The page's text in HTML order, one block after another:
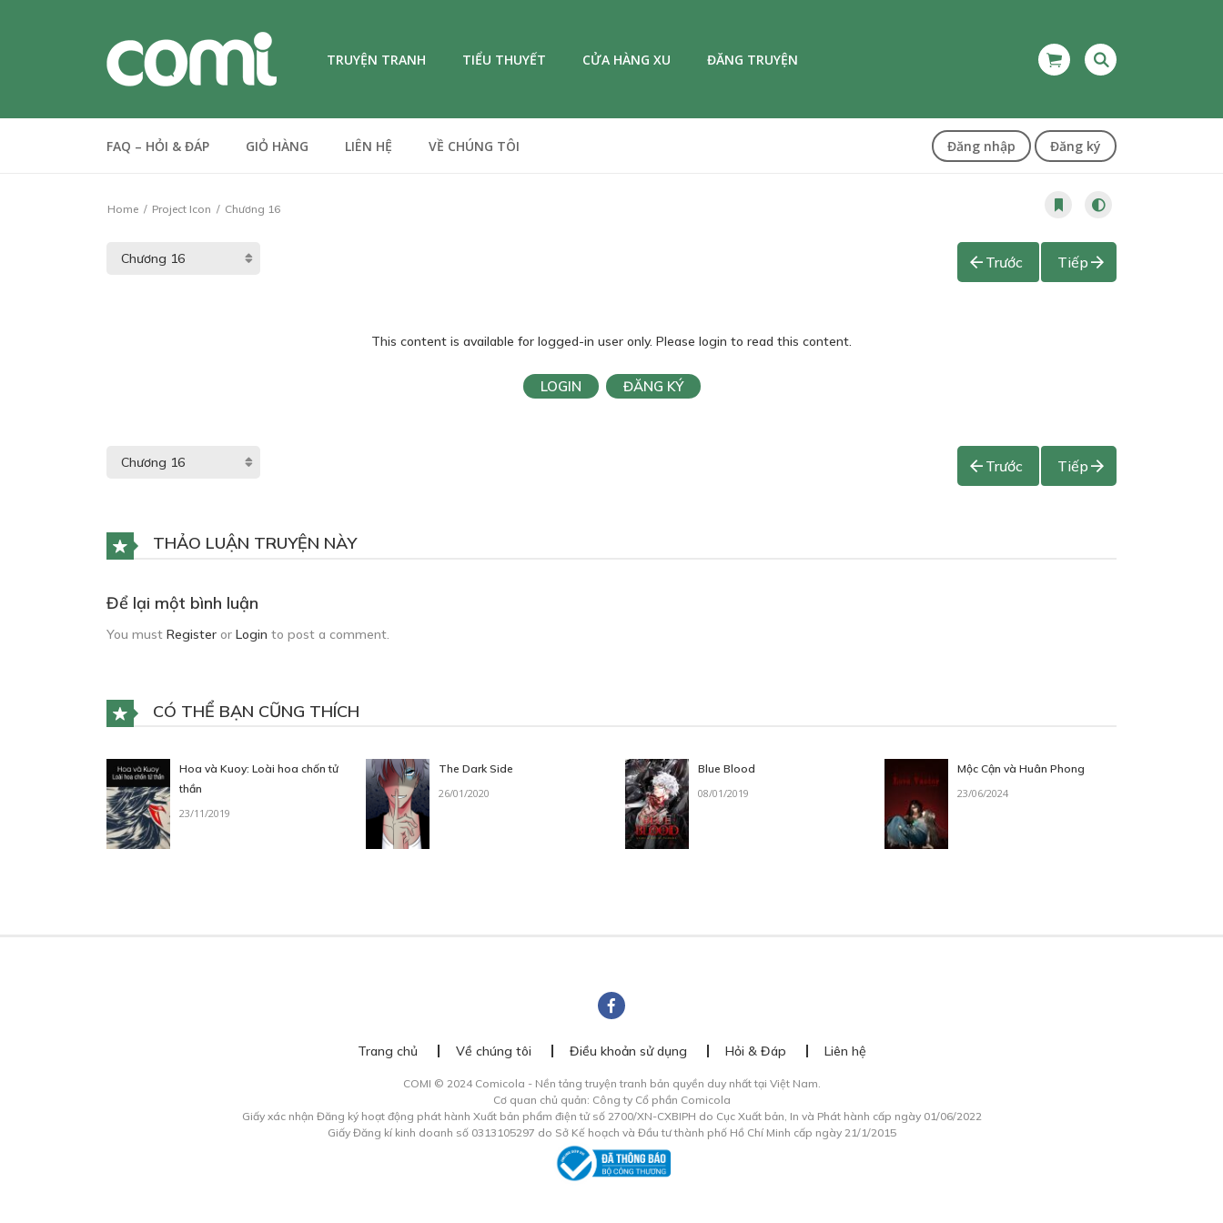
TRUYỆN TRANH TIỂU THUYẾT CỬA HÀNG XU ĐĂNG TRUYỆN
FAQ – HỎI & ĐÁP GIỎ HÀNG LIÊN HỆ VỀ CHÚNG TÔI Đăng nhập Đăng ký
Home Project Icon Chương 16
Trước Tiếp
This content is available for logged-in user only. Please login to read this content.
LOGIN ĐĂNG KÝ
Trước Tiếp
THẢO LUẬN TRUYỆN NÀY
Để lại một bình luận
You must Register or Login to post a comment.
CÓ THỂ BẠN CŨNG THÍCH
Hoa và Kuoy: Loài hoa chốn tử
thần
23/11/2019
The Dark Side
26/01/2020
Blue Blood
08/01/2019
Mộc Cận và Huân Phong
23/06/2024
Trang chủ Về chúng tôi Điều khoản sử dụng Hỏi & Đáp Liên hệ
COMI © 2024 Comicola - Nền tảng truyện tranh bản quyền duy nhất tại Việt Nam.
Cơ quan chủ quản: Công ty Cổ phần Comicola
Giấy xác nhận Đăng ký hoạt động phát hành Xuất bản phẩm điện tử số 2700/XN-CXBIPH do Cục Xuất bản, In và Phát hành cấp ngày 01/06/2022
Giấy Đăng kí kinh doanh số 0313105297 do Sở Kế hoạch và Đầu tư thành phố Hồ Chí Minh cấp ngày 21/1/2015